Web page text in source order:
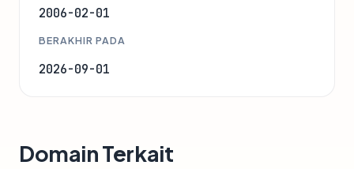
2006-02-01
BERAKHIR PADA
2026-09-01
Domain Terkait